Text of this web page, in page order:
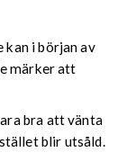
kan i början av
märker att
bra att vänta
blir utsåld.